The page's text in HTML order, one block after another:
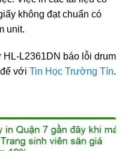
không đạt chuẩn có
unit.
HL-L2361DN báo lỗi drum
với Tin Học Trường Tín.